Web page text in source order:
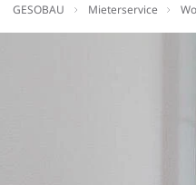
ZUM HAUPTINHALT
Sie befinden sich hier:
GESOBAU Mieterservice